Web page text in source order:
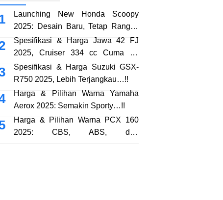
Launching New Honda Scoopy
2025: Desain Baru, Tetap Rangka
eSAF…!!
Spesifikasi & Harga Jawa 42 FJ
2025, Cruiser 334 cc Cuma 38
Jutaan…!!
Spesifikasi & Harga Suzuki GSX-
R750 2025, Lebih Terjangkau…!!
Harga & Pilihan Warna Yamaha
Aerox 2025: Semakin Sporty…!!
Harga & Pilihan Warna PCX 160
2025: CBS, ABS, dan